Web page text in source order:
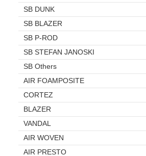
SB DUNK
SB BLAZER
SB P-ROD
SB STEFAN JANOSKI
SB Others
AIR FOAMPOSITE
CORTEZ
BLAZER
VANDAL
AIR WOVEN
AIR PRESTO